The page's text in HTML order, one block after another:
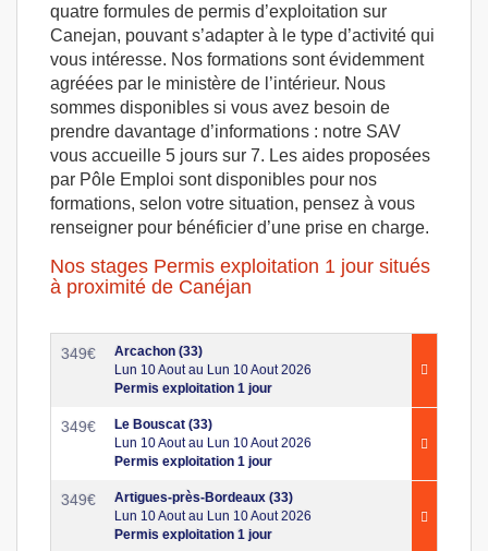
quatre formules de permis d’exploitation sur
Canejan, pouvant s’adapter à le type d’activité qui
vous intéresse. Nos formations sont évidemment
agréées par le ministère de l’intérieur. Nous
sommes disponibles si vous avez besoin de
prendre davantage d’informations : notre SAV
vous accueille 5 jours sur 7. Les aides proposées
par Pôle Emploi sont disponibles pour nos
formations, selon votre situation, pensez à vous
renseigner pour bénéficier d’une prise en charge.
Nos stages Permis exploitation 1 jour situés
à proximité de Canéjan
349€
Arcachon (33)
Lun 10 Aout au Lun 10 Aout 2026
Permis exploitation 1 jour
349€
Le Bouscat (33)
Lun 10 Aout au Lun 10 Aout 2026
Permis exploitation 1 jour
349€
Artigues-près-Bordeaux (33)
Lun 10 Aout au Lun 10 Aout 2026
Permis exploitation 1 jour